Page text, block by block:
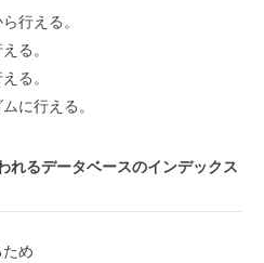
行える。
る。
る。
に行える。
れるデータベースのインデックス
め